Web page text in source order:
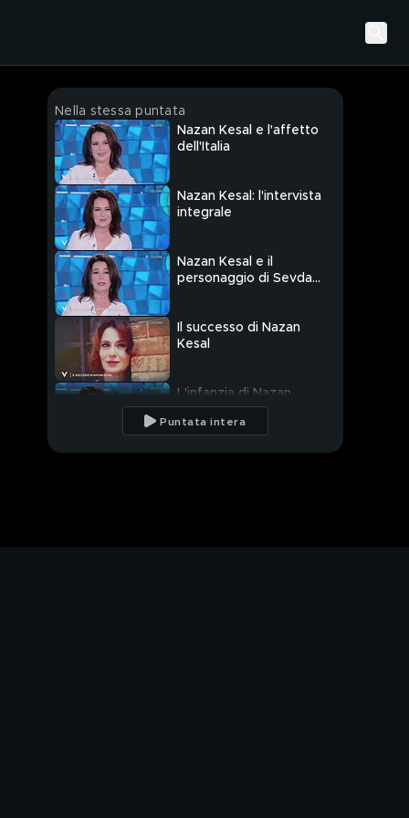
Nella stessa puntata
Nazan Kesal e l'affetto
dell'Italia
Nazan Kesal: l'intervista
integrale
Nazan Kesal e il
personaggio di Sevda
Il successo di Nazan
Kesal
L'infanzia di Nazan
Kesal
Puntata intera